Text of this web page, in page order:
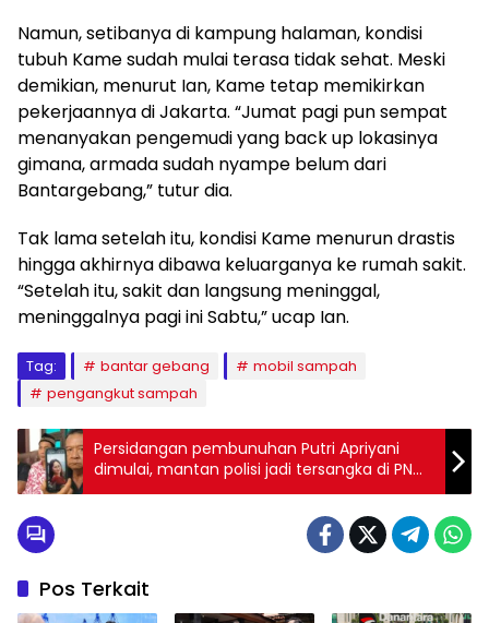
Namun, setibanya di kampung halaman, kondisi
tubuh Kame sudah mulai terasa tidak sehat. Meski
demikian, menurut Ian, Kame tetap memikirkan
pekerjaannya di Jakarta. “Jumat pagi pun sempat
menanyakan pengemudi yang back up lokasinya
gimana, armada sudah nyampe belum dari
Bantargebang,” tutur dia.
Tak lama setelah itu, kondisi Kame menurun drastis
hingga akhirnya dibawa keluarganya ke rumah sakit.
“Setelah itu, sakit dan langsung meninggal,
meninggalnya pagi ini Sabtu,” ucap Ian.
Tag: bantar gebang
mobil sampah
pengangkut sampah
Persidangan pembunuhan Putri Apriyani
dimulai, mantan polisi jadi tersangka di PN
Indramayu
Pos Terkait